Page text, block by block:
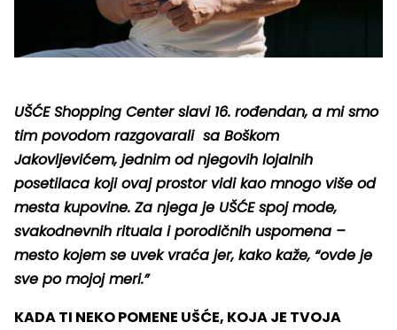
UŠĆE Shopping Center slavi 16. rođendan, a mi smo
tim povodom razgovarali sa Boškom
Jakovljevićem, jednim od njegovih lojalnih
posetilaca koji ovaj prostor vidi kao mnogo više od
mesta kupovine. Za njega je UŠĆE spoj mode,
svakodnevnih rituala i porodičnih uspomena –
mesto kojem se uvek vraća jer, kako kaže, “ovde je
sve po mojoj meri.”
KADA TI NEKO POMENE UŠĆE, KOJA JE TVOJA